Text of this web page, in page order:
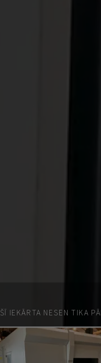
ŠĪ IEKĀRTA NESEN TIKA